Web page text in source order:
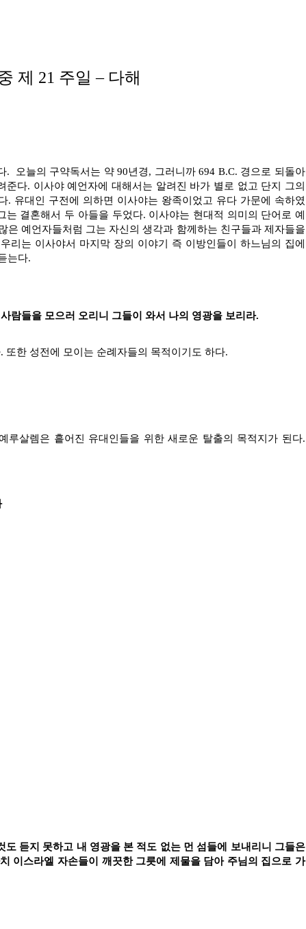
제 21 주일 – 다해
오늘의 구약독서는 약 90년경, 그러니까 694 B.C. 경으로 되돌아
준다. 이사야 예언자에 대해서는 알려진 바가 별로 없고 단지 그의
. 유대인 구전에 의하면 이사야는 왕족이었고 유다 가문에 속하였
는 결혼해서 두 아들을 두었다. 이사야는 현대적 의미의 단어로 예
은 예언자들처럼 그는 자신의 생각과 함께하는 친구들과 제자들을
리는 이사야서 마지막 장의 이야기 즉 이방인들이 하느님의 집에
는다.
람들을 모으러 오리니 그들이 와서 나의 영광을 보리라.
또한 성전에 모이는 순례자들의 목적이기도 하다.
루살렘은 흩어진 유대인들을 위한 새로운 탈출의 목적지가 된다.
도 듣지 못하고 내 영광을 본 적도 없는 먼 섬들에 보내리니 그들은
이스라엘 자손들이 깨끗한 그릇에 제물을 담아 주님의 집으로 가